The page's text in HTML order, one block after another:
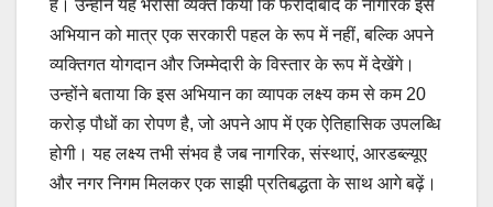
हैं। उन्होंने यह भरोसा व्यक्त किया कि फरीदाबाद के नागरिक इस
अभियान को मात्र एक सरकारी पहल के रूप में नहीं, बल्कि अपने
व्यक्तिगत योगदान और जिम्मेदारी के विस्तार के रूप में देखेंगे।
उन्होंने बताया कि इस अभियान का व्यापक लक्ष्य कम से कम 20
करोड़ पौधों का रोपण है, जो अपने आप में एक ऐतिहासिक उपलब्धि
होगी। यह लक्ष्य तभी संभव है जब नागरिक, संस्थाएं, आरडब्ल्यूए
और नगर निगम मिलकर एक साझी प्रतिबद्धता के साथ आगे बढ़ें।